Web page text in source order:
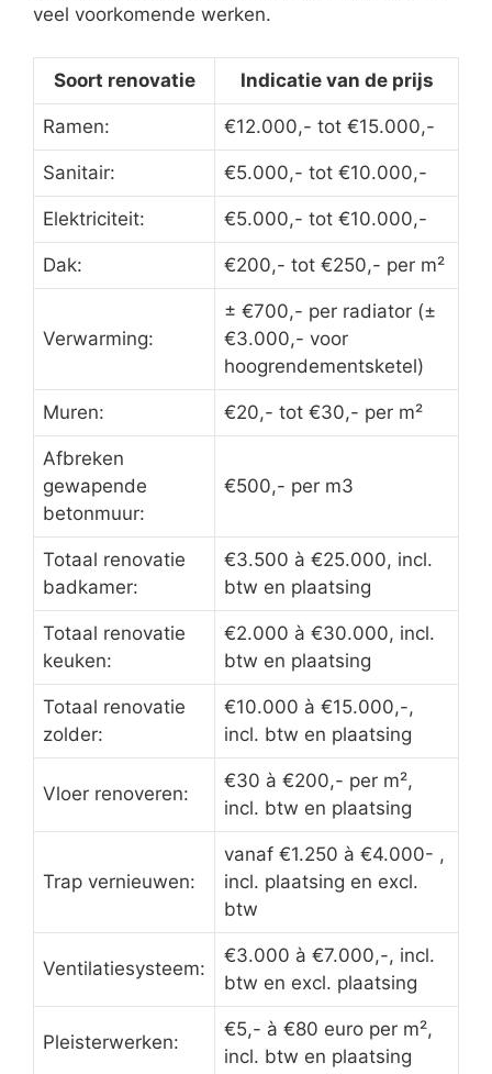
veel voorkomende werken.
Soort renovatie Indicatie van de prijs
Ramen: €12.000,- tot €15.000,-
Sanitair: €5.000,- tot €10.000,-
Elektriciteit: €5.000,- tot €10.000,-
Dak: €200,- tot €250,- per m²
Verwarming:
± €700,- per radiator (±
€3.000,- voor
hoogrendementsketel)
Muren: €20,- tot €30,- per m²
Afbreken
gewapende
betonmuur:
€500,- per m3
Totaal renovatie
badkamer:
€3.500 à €25.000, incl.
btw en plaatsing
Totaal renovatie
keuken:
€2.000 à €30.000, incl.
btw en plaatsing
Totaal renovatie
zolder:
€10.000 à €15.000,-,
incl. btw en plaatsing
Vloer renoveren:
€30 à €200,- per m²,
incl. btw en plaatsing
Trap vernieuwen:
vanaf €1.250 à €4.000- ,
incl. plaatsing en excl.
btw
Ventilatiesysteem:
€3.000 à €7.000,-, incl.
btw en excl. plaatsing
Pleisterwerken:
€5,- à €80 euro per m²,
incl. btw en plaatsing